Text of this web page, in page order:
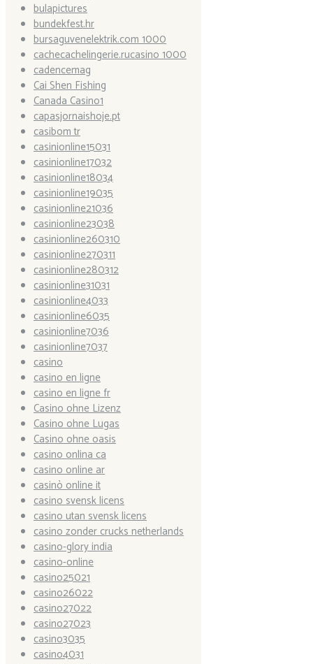
bulapictures
bundekfest.hr
bursaguvenelektrik.com 1000
cachecachelingerie.rucasino 1000
cadencemag
Cai Shen Fishing
Canada Casino1
capasjornaishoje.pt
casibom tr
casinionline15031
casinionline17032
casinionline18034
casinionline19035
casinionline21036
casinionline23038
casinionline260310
casinionline270311
casinionline280312
casinionline31031
casinionline4033
casinionline6035
casinionline7036
casinionline7037
casino
casino en ligne
casino en ligne fr
Casino ohne Lizenz
Casino ohne Lugas
Casino ohne oasis
casino onlina ca
casino online ar
casinò online it
casino svensk licens
casino utan svensk licens
casino zonder crucks netherlands
casino-glory india
casino-online
casino25021
casino26022
casino27022
casino27023
casino3035
casino4031